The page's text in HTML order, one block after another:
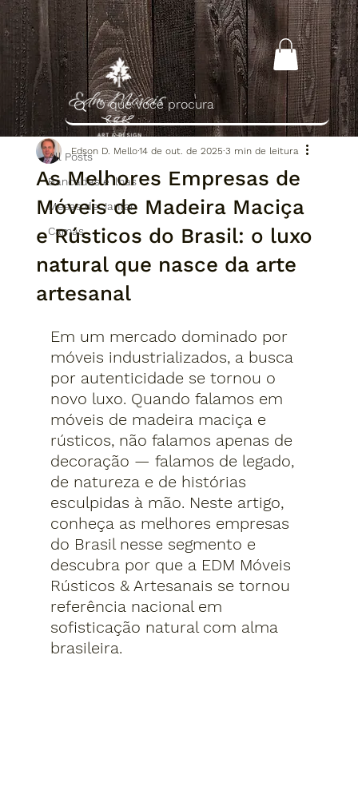
All Posts
Bancadas e ilhas
Mesas de Jantar
Camas
All Posts
As Melhores Empresas de
Móveis de Madeira Maciça
e Rústicos do Brasil: o luxo
natural que nasce da arte
artesanal
Edson D. Mello14 de out. de 2025 3 min de leitura
Em um mercado dominado por
móveis industrializados, a busca
por autenticidade se tornou o
novo luxo. Quando falamos em
móveis de madeira maciça e
rústicos, não falamos apenas de
decoração — falamos de legado,
de natureza e de histórias
esculpidas à mão. Neste artigo,
conheça as melhores empresas
do Brasil nesse segmento e
descubra por que a EDM Móveis
Rústicos & Artesanais se tornou
referência nacional em
sofisticação natural com alma
brasileira.